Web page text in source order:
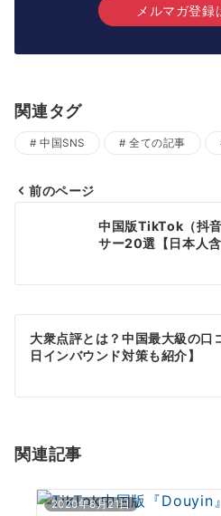
メルマガ登録
関連タグ
中国SNS 全ての記事
ビ
ゲ
ー
シ
ン
前のページ
中国版TikTok（抖
サー20選【日本人含
大衆点評とは？中国最大級の口
日インバウンド対策も紹介】
関連記事
2020年8月21日